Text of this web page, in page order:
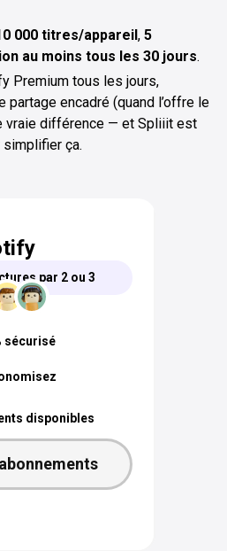
000 titres/appareil, 5
au moins tous les 30 jours.
Premium tous les jours,
encadré (quand l’offre le
vraie différence — et Spliiit est
ça.
par 2 ou 3
sécurisé
disponibles